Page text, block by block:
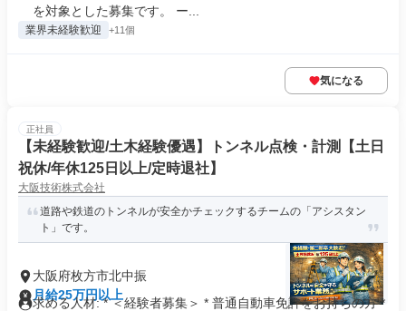
を対象とした募集です。 ー...
業界未経験歓迎 +11個
気になる
正社員
【未経験歓迎/土木経験優遇】トンネル点検・計測【土日
祝休/年休125日以上/定時退社】
大阪技術株式会社
道路や鉄道のトンネルが安全かチェックするチームの「アシスタン
ト」です。
大阪府枚方市北中振
月給25万円以上
求める人材: * ＜経験者募集＞ * 普通自動車免許をお持ちの方 *